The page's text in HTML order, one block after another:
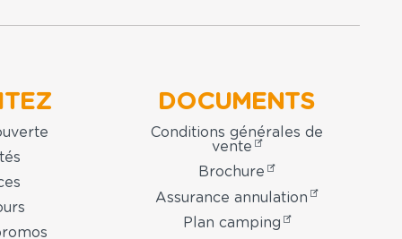
DOCUMENTS
Conditions générales de
vente
Brochure
Assurance annulation
Plan camping